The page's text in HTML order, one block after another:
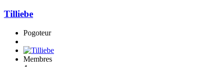
Tilliebe
Pogoteur
Membres